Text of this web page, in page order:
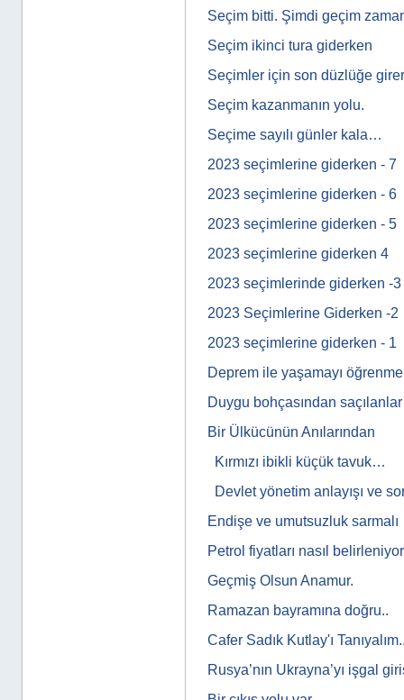
Seçim bitti. Şimdi geçim
Seçim ikinci tura giderken
Seçimler için son düzlüğe
Seçim kazanmanın yolu.
Seçime sayılı günler kala…
2023 seçimlerine giderken - 7
2023 seçimlerine giderken - 6
2023 seçimlerine giderken - 5
2023 seçimlerine giderken 4
2023 seçimlerinde giderken -3
2023 Seçimlerine Giderken -2
2023 seçimlerine giderken - 1
Deprem ile yaşamayı
Duygu bohçasından
Bir Ülkücünün Anılarından
Kırmızı ibikli küçük tavuk…
Devlet yönetim anlayışı ve
Endişe ve umutsuzluk sarmalı
Petrol fiyatları nasıl
Geçmiş Olsun Anamur.
Ramazan bayramına doğru..
Cafer Sadık Kutlay'ı
Rusya’nın Ukrayna’yı işgal